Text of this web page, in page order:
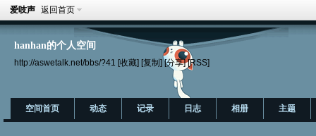
爱吱声 返回首页
hanhan的个人空间
http://aswetalk.net/bbs/?41 [收藏] [复制] [分享] [RSS]
空间首页 动态 记录 日志 相册 主题